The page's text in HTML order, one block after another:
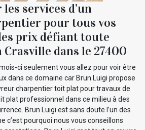
services d’un
pour tous vos
prix défiant toute
dans le 27400
ci seulement vous allez pour voir être
dans ce domaine car Brun Luigi propose
charpentier toit plat pour travaux de
plat professionnel dans ce milieu à des
Brun Luigi est sans doute l’un des
c’est pourquoi nous vous conseillons